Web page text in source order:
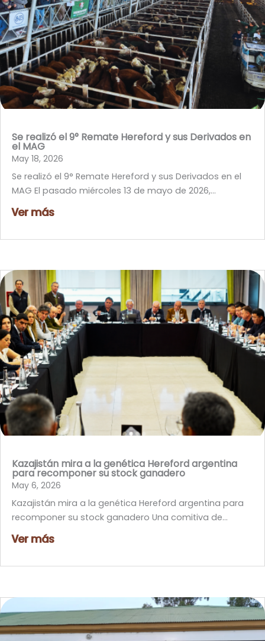
Se realizó el 9° Remate Hereford y sus Derivados en
el MAG
May 18, 2026
Se realizó el 9° Remate Hereford y sus Derivados en el
MAG El pasado miércoles 13 de mayo de 2026,...
Ver más
Kazajistán mira a la genética Hereford argentina
para recomponer su stock ganadero
May 6, 2026
Kazajistán mira a la genética Hereford argentina para
recomponer su stock ganadero Una comitiva de...
Ver más